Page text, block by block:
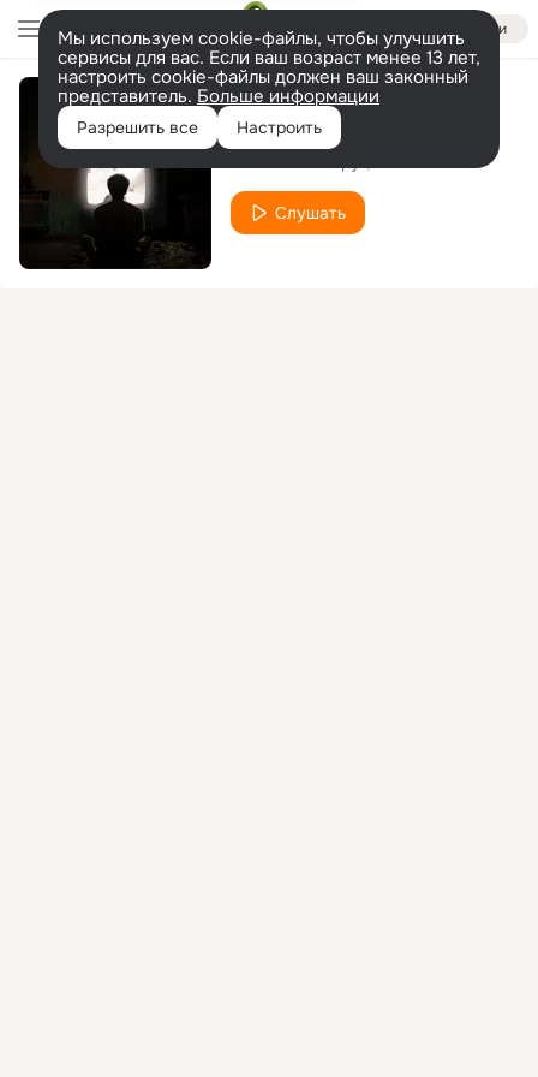
Войти
Мы используем cookie-файлы, чтобы улучшить
сервисы для вас. Если ваш возраст менее 13 лет,
настроить cookie-файлы должен ваш законный
представитель. Больше информации
Разрешить все Настроить
Домосед
Слушать